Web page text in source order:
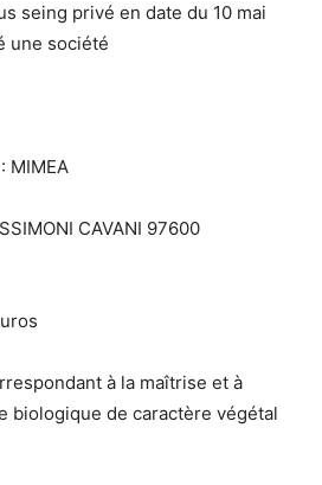
seing privé en date du 10 mai
une société
MIMEA
CAVANI 97600
à la maîtrise et à
biologique de caractère végétal